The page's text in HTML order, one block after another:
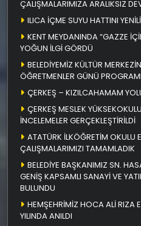
ÇALIŞMALARIMIZA ARALIKSIZ
ILICA İÇME SUYU HATTINI
KENT MEYDANINDA “GAZZE
YOĞUN İLGİ GÖRDÜ
BELEDİYEMİZ KÜLTÜR
ÖĞRETMENLER GÜNÜ
ÇERKEŞ – KIZILCAHAMAM
ÇERKEŞ MESLEK
İNCELEMELER GERÇEKLEŞTİRİLDİ
ATATÜRK İLKÖĞRETİM OKULU
ÇALIŞMALARIMIZI TAMAMLADIK
BELEDİYE BAŞKANIMIZ SN.
GENİŞ KAPSAMLI SANAYİ VE
BULUNDU
HEMŞEHRİMİZ HOCA ALİ RIZA
YILINDA ANILDI